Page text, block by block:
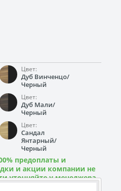
Цвет:
Дуб Винченцо/
Черный
Цвет:
Дуб Мали/
Черный
Цвет:
Сандал
Янтарный/
Черный
предоплаты и
и акции компании не
уточняйте у менеджера